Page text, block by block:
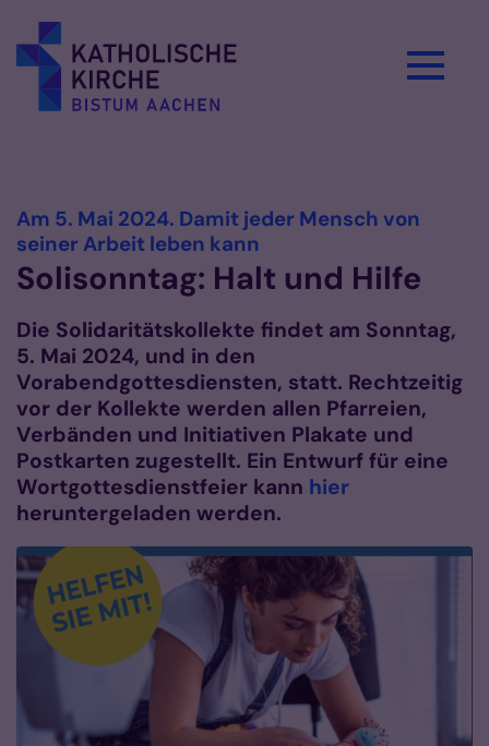
Am 5. Mai 2024. Damit jeder Mensch von
seiner Arbeit leben kann
Solisonntag: Halt und Hilfe
Die Solidaritätskollekte findet am Sonntag,
5. Mai 2024, und in den
Vorabendgottesdiensten, statt. Rechtzeitig
vor der Kollekte werden allen Pfarreien,
Verbänden und Initiativen Plakate und
Postkarten zugestellt. Ein Entwurf für eine
Wortgottesdienstfeier kann hier
heruntergeladen werden.